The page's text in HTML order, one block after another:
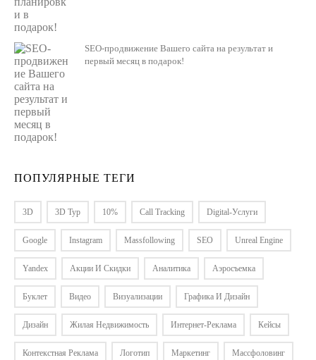
SEO-продвижение Вашего сайта на результат и
первый месяц в подарок!
ПОПУЛЯРНЫЕ ТЕГИ
3D 3D Тур 10% Call Tracking Digital-Услуги
Google Instagram Massfollowing SEO Unreal Engine
Yandex Акции И Скидки Аналитика Аэросъемка
Буклет Видео Визуализации Графика И Дизайн
Дизайн Жилая Недвижимость Интернет-Реклама Кейсы
Контекстная Реклама Логотип Маркетинг Массфоловинг